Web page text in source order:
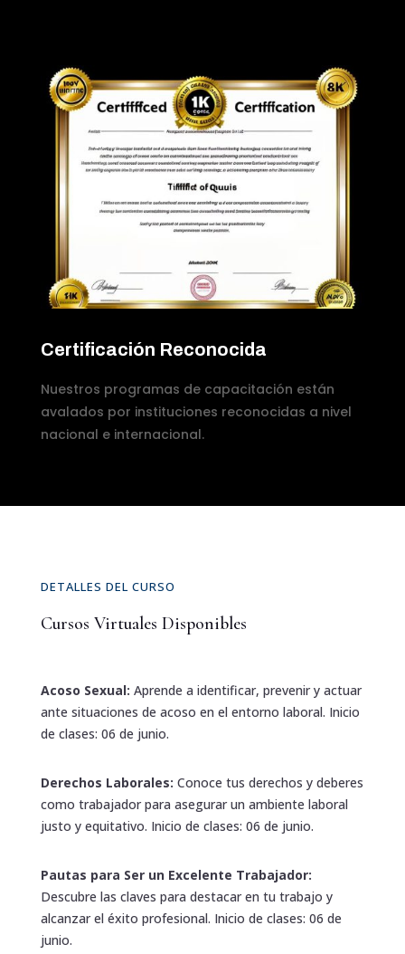
Certificación Reconocida
Nuestros programas de capacitación están
avalados por instituciones reconocidas a nivel
nacional e internacional.
DETALLES DEL CURSO
Cursos Virtuales Disponibles
Acoso Sexual: Aprende a identificar, prevenir y actuar
ante situaciones de acoso en el entorno laboral. Inicio
de clases: 06 de junio.
Derechos Laborales: Conoce tus derechos y deberes
como trabajador para asegurar un ambiente laboral
justo y equitativo. Inicio de clases: 06 de junio.
Pautas para Ser un Excelente Trabajador:
Descubre las claves para destacar en tu trabajo y
alcanzar el éxito profesional. Inicio de clases: 06 de
junio.